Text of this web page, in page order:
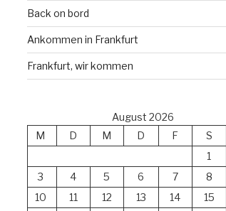
Back on bord
Ankommen in Frankfurt
Frankfurt, wir kommen
August 2026
M
D M D F S
1
3
4 5 6 7 8
10
11 12 13 14 15